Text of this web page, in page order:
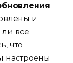
и
ли все
что
настроены